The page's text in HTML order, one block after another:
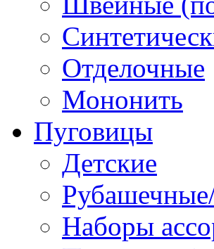
Отделочные
Мононить
Пуговицы
Детские
Наборы